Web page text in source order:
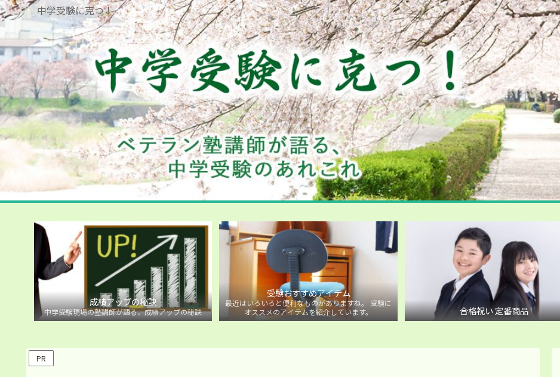
中学受験に克つ！
成績アップの秘訣
中学受験現場の塾講師が語る、成績アップの秘訣
受験おすすめアイテム
最近はいろいろと便利なものがありますね。 受験に
オススメのアイテムを紹介しています。
合格祝い 定番商品
PR